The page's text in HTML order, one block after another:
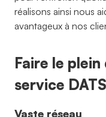
réalisons ainsi nous
avantageux à nos
Faire le
service
Vaste réseau